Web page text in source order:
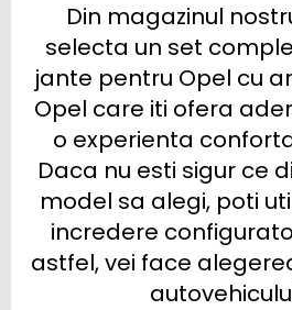
Din magazinul
selecta un set
jante pentru Opel cu
Opel care iti ofera
o experienta
Daca nu esti sigur ce
model sa alegi, poti
incredere
astfel, vei face